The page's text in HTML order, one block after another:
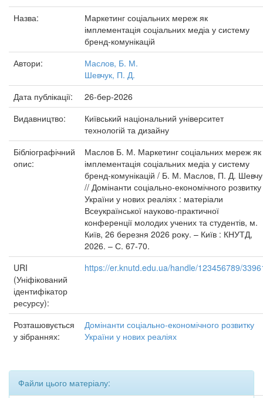
Назва:
Маркетинг соціальних мереж як
імплементація соціальних медіа у систему
бренд-комунікацій
Автори:
Маслов, Б. М.
Шевчук, П. Д.
Дата публікації:
26-бер-2026
Видавництво:
Київський національний університет
технологій та дизайну
Бібліографічний
опис:
Маслов Б. М. Маркетинг соціальних мереж як
імплементація соціальних медіа у систему
бренд-комунікацій / Б. М. Маслов, П. Д.
// Домінанти соціально-економічного розвитку
України у нових реаліях : матеріали
Всеукраїнської науково-практичної
конференції молодих учених та студентів, м.
Київ, 26 березня 2026 року. – Київ : КНУТД,
2026. – С. 67-70.
URI
(Уніфікований
ідентифікатор
ресурсу):
https://er.knutd.edu.ua/handle/123456789/
Розташовується
у зібраннях:
Домінанти соціально-економічного розвитку
України у нових реаліях
Файли цього матеріалу: